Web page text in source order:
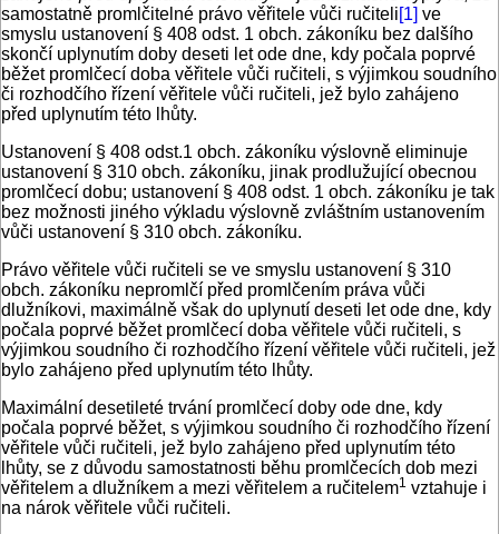
samostatně promlčitelné právo věřitele vůči ručiteli[1] ve
smyslu ustanovení § 408 odst. 1 obch. zákoníku bez dalšího
skončí uplynutím doby deseti let ode dne, kdy počala poprvé
běžet promlčecí doba věřitele vůči ručiteli, s výjimkou soudního
či rozhodčího řízení věřitele vůči ručiteli, jež bylo zahájeno
před uplynutím této lhůty.
Ustanovení § 408 odst.1 obch. zákoníku výslovně eliminuje
ustanovení § 310 obch. zákoníku, jinak prodlužující obecnou
promlčecí dobu; ustanovení § 408 odst. 1 obch. zákoníku je tak
bez možnosti jiného výkladu výslovně zvláštním ustanovením
vůči ustanovení § 310 obch. zákoníku.
Právo věřitele vůči ručiteli se ve smyslu ustanovení § 310
obch. zákoníku nepromlčí před promlčením práva vůči
dlužníkovi, maximálně však do uplynutí deseti let ode dne, kdy
počala poprvé běžet promlčecí doba věřitele vůči ručiteli, s
výjimkou soudního či rozhodčího řízení věřitele vůči ručiteli, jež
bylo zahájeno před uplynutím této lhůty.
Maximální desetileté trvání promlčecí doby ode dne, kdy
počala poprvé běžet, s výjimkou soudního či rozhodčího řízení
věřitele vůči ručiteli, jež bylo zahájeno před uplynutím této
lhůty, se z důvodu samostatnosti běhu promlčecích dob mezi
věřitelem a dlužníkem a mezi věřitelem a ručitelem1 vztahuje i
na nárok věřitele vůči ručiteli.